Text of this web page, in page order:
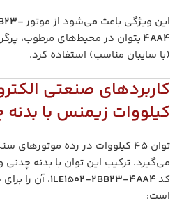
این ویژگی باعث می‌شود از موتور
4AA4 بتوان در محیط‌های مرطوب،
(با سایبان مناسب) استفاده کرد.
کیلووات زیمنس با
توان 45 کیلووات در رده
می‌گیرد. ترکیب این توان با بدنه چدنی
کد1LE1502-2BB23-4AA4، آن را
است: